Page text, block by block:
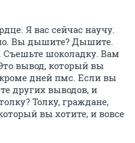
Я вас сейчас научу.
Вы дышите? Дышите.
Съешьте шоколадку. Вам
вывод, который вы
дней пмс. Если вы
других выводов, и
Толку, граждане,
вы хотите, и вовсе